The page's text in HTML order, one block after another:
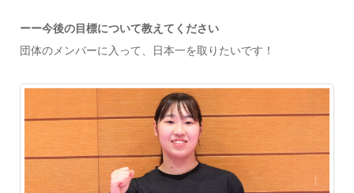
ーー今後の目標について教えてください
団体のメンバーに入って、日本一を取りたいです！